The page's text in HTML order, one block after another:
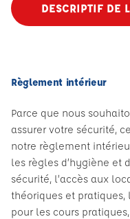
DESCRIPTIF DE
Règlement intérieur
Parce que nous
assurer votre sécurité,
notre règlement
les règles d’hygiène et
sécurité, l’accès aux
théoriques et
pour les cours